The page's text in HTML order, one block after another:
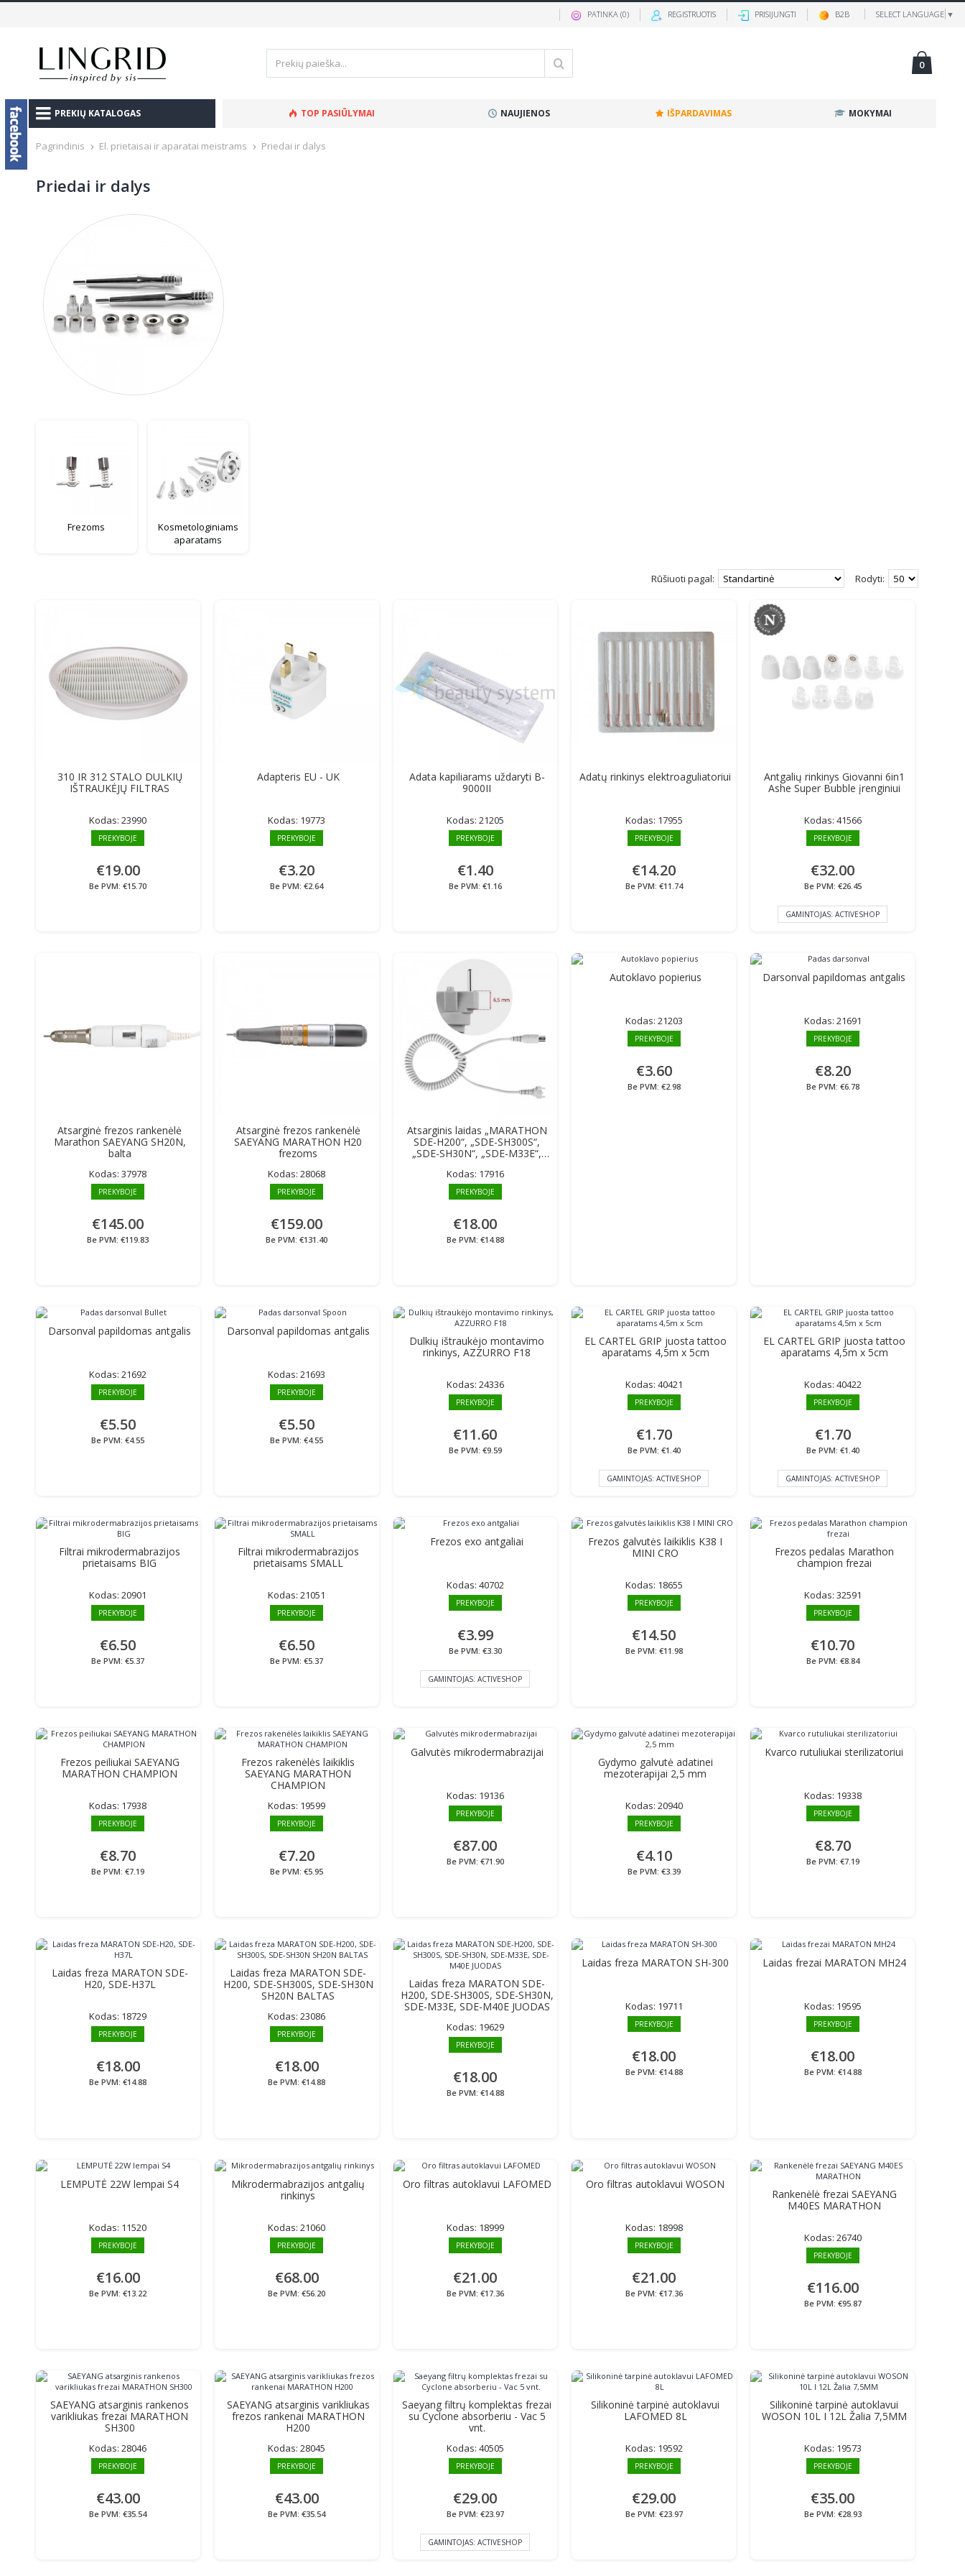
PATINKA (0) REGISTRUOTIS PRISIJUNGTI B2B SELECT LANGUAGE ▼
0
PREKIŲ KATALOGAS TOP PASIŪLYMAI NAUJIENOS IŠPARDAVIMAS MOKYMAI
Pagrindinis El. prietaisai ir aparatai meistrams Priedai ir dalys
Priedai ir dalys
Frezoms
Kosmetologiniams
aparatams
Rodyti:
Rūšiuoti pagal:
310 IR 312 STALO DULKIŲ
IŠTRAUKĖJŲ FILTRAS
Kodas:23990
PREKYBOJE
€19.00
Be PVM: €15.70
Adapteris EU - UK
Kodas: 19773
PREKYBOJE
€3.20
Be PVM: €2.64
Adata kapiliarams uždaryti B-
9000II
Kodas: 21205
PREKYBOJE
€1.40
Be PVM: €1.16
Adatų rinkinys elektroaguliatoriui
Kodas: 17955
PREKYBOJE
€14.20
Be PVM: €11.74
Antgalių rinkinys Giovanni 6in1
Ashe Super Bubble įrenginiui
Kodas: 41566
PREKYBOJE
€32.00
Be PVM: €26.45
GAMINTOJAS:ACTIVESHOP
Atsarginė frezos rankenėlė
Marathon SAEYANG SH20N,
balta
Kodas:37978
PREKYBOJE
€145.00
Be PVM: €119.83
Atsarginė frezos rankenėlė
SAEYANG MARATHON H20
frezoms
Kodas:28068
PREKYBOJE
€159.00
Be PVM: €131.40
Atsarginis laidas „MARATHON
SDE-H200“, „SDE-SH300S“,
„SDE-SH30N“, „SDE-M33E“,
Kodas: 17916
PREKYBOJE
€18.00
Be PVM: €14.88
Autoklavo popierius
Kodas: 21203
PREKYBOJE
€3.60
Be PVM: €2.98
Darsonval papildomas antgalis
Kodas: 21691
PREKYBOJE
€8.20
Be PVM: €6.78
Darsonval papildomas antgalis
Kodas:21692
PREKYBOJE
€5.50
Be PVM: €4.55
Darsonval papildomas antgalis
Kodas:21693
PREKYBOJE
€5.50
Be PVM: €4.55
Dulkių ištraukėjo montavimo
rinkinys, AZZURRO F18
Kodas: 24336
PREKYBOJE
€11.60
Be PVM: €9.59
EL CARTEL GRIP juosta tattoo
aparatams 4,5m x 5cm
Kodas: 40421
PREKYBOJE
€1.70
Be PVM: €1.40
GAMINTOJAS:ACTIVESHOP
EL CARTEL GRIP juosta tattoo
aparatams 4,5m x 5cm
Kodas: 40422
PREKYBOJE
€1.70
Be PVM: €1.40
GAMINTOJAS:ACTIVESHOP
Filtrai mikrodermabrazijos
prietaisams BIG
Kodas:20901
PREKYBOJE
€6.50
Be PVM: €5.37
Filtrai mikrodermabrazijos
prietaisams SMALL
Kodas:21051
PREKYBOJE
€6.50
Be PVM: €5.37
Frezos exo antgaliai
Kodas: 40702
PREKYBOJE
€3.99
Be PVM: €3.30
GAMINTOJAS:ACTIVESHOP
Frezos galvutės laikiklis K38 I
MINI CRO
Kodas: 18655
PREKYBOJE
€14.50
Be PVM: €11.98
Frezos pedalas Marathon
champion frezai
Kodas: 32591
PREKYBOJE
€10.70
Be PVM: €8.84
Frezos peiliukai SAEYANG
MARATHON CHAMPION
Kodas: 17938
PREKYBOJE
€8.70
Be PVM: €7.19
Frezos rakenėlės laikiklis
SAEYANG MARATHON
CHAMPION
Kodas: 19599
PREKYBOJE
€7.20
Be PVM: €5.95
Galvutės mikrodermabrazijai
Kodas: 19136
PREKYBOJE
€87.00
Be PVM: €71.90
Gydymo galvutė adatinei
mezoterapijai 2,5 mm
Kodas: 20940
PREKYBOJE
€4.10
Be PVM: €3.39
Kvarco rutuliukai sterilizatoriui
Kodas: 19338
PREKYBOJE
€8.70
Be PVM: €7.19
Laidas freza MARATON SDE-
H20, SDE-H37L
Kodas: 18729
PREKYBOJE
€18.00
Be PVM: €14.88
Laidas freza MARATON SDE-
H200, SDE-SH300S, SDE-SH30N
SH20N BALTAS
Kodas:23086
PREKYBOJE
€18.00
Be PVM: €14.88
Laidas freza MARATON SDE-
H200, SDE-SH300S, SDE-SH30N,
SDE-M33E, SDE-M40E JUODAS
Kodas: 19629
PREKYBOJE
€18.00
Be PVM: €14.88
Laidas freza MARATON SH-300
Kodas: 19711
PREKYBOJE
€18.00
Be PVM: €14.88
Laidas frezai MARATON MH24
Kodas: 19595
PREKYBOJE
€18.00
Be PVM: €14.88
LEMPUTĖ 22W lempai S4
Kodas: 11520
PREKYBOJE
€16.00
Be PVM: €13.22
Mikrodermabrazijos antgalių
rinkinys
Kodas:21060
PREKYBOJE
€68.00
Be PVM: €56.20
Oro filtras autoklavui LAFOMED
Kodas: 18999
PREKYBOJE
€21.00
Be PVM: €17.36
Oro filtras autoklavui WOSON
Kodas: 18998
PREKYBOJE
€21.00
Be PVM: €17.36
Rankenėlė frezai SAEYANG
M40ES MARATHON
Kodas: 26740
PREKYBOJE
€116.00
Be PVM: €95.87
SAEYANG atsarginis rankenos
varikliukas frezai MARATHON
SH300
Kodas:28046
PREKYBOJE
€43.00
Be PVM: €35.54
SAEYANG atsarginis varikliukas
frezos rankenai MARATHON
H200
Kodas:28045
PREKYBOJE
€43.00
Be PVM: €35.54
Saeyang filtrų komplektas frezai
su Cyclone absorberiu - Vac 5
vnt.
Kodas: 40505
PREKYBOJE
€29.00
Be PVM: €23.97
GAMINTOJAS:ACTIVESHOP
Silikoninė tarpinė autoklavui
LAFOMED 8L
Kodas: 19592
PREKYBOJE
€29.00
Be PVM: €23.97
Silikoninė tarpinė autoklavui
WOSON 10L I 12L Žalia 7,5MM
Kodas: 19573
PREKYBOJE
€35.00
Be PVM: €28.93